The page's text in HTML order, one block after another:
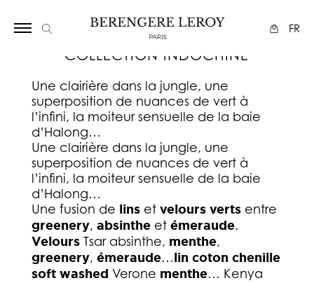
FR
COLLECTION INDOCHINE
Une clairière dans la jungle, une
superposition de nuances de vert à
l’infini, la moiteur sensuelle de la baie
d’Halong…
Une clairière dans la jungle, une
superposition de nuances de vert à
l’infini, la moiteur sensuelle de la baie
d’Halong…
Une fusion de linset velours vertsentre
greenery, absintheet émeraude.
VeloursTsar absinthe, menthe,
greenery, émeraude…lin coton chenille
soft washed Verone menthe… Kenya